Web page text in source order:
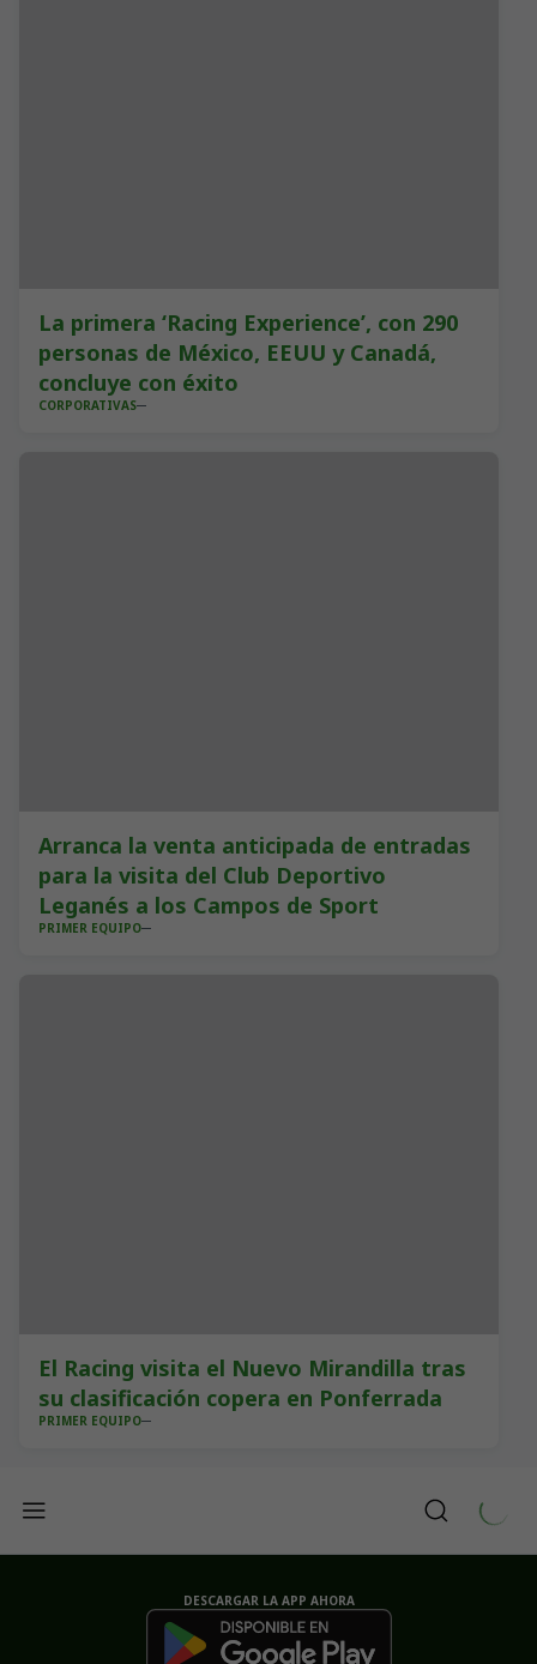
La primera ‘Racing Experience’, con 290
personas de México, EEUU y Canadá,
concluye con éxito
CORPORATIVAS
Arranca la venta anticipada de entradas
para la visita del Club Deportivo
Leganés a los Campos de Sport
PRIMER EQUIPO
El Racing visita el Nuevo Mirandilla tras
su clasificación copera en Ponferrada
PRIMER EQUIPO
DESCARGAR LA APP AHORA